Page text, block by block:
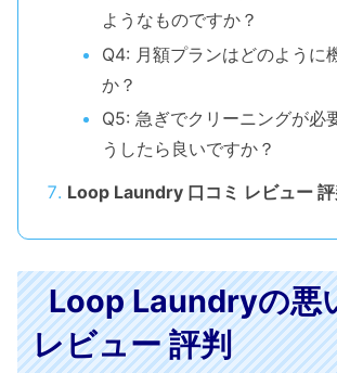
ようなものですか？
Q4: 月額プランはどのように
か？
Q5: 急ぎでクリーニングが必
うしたら良いですか？
Loop Laundry 口コミ レビュー
Loop Laundryの悪
レビュー 評判